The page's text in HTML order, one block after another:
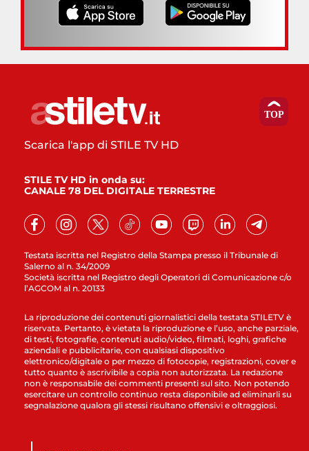
Testata iscritta nel Registro della Stampa presso il Tribunale di
Salerno al n. 34/2009
Società iscritta nel Registro degli Operatori di Comunicazione c/o
l’AGCOM al n. 20133
Scarica l'app di STILE TV HD
STILE TV HD in onda su:
CANALE 78 DEL DIGITALE TERRESTRE
La riproduzione dei contenuti giornalistici della testata STILETV è
riservata. Pertanto, è vietata la riproduzione e l’uso, anche parziale,
di testi, fotografie, contenuti audio/video, filmati, loghi, grafiche
aziendali e pubblicitarie, con qualsiasi dispositivo
elettronico/digitale o per mezzo di fotocopie, registrazioni, cover e
tutto quanto è ascrivibile a copia non autorizzata. La redazione
non è responsabile dei commenti presenti sul sito. Non potendo
esercitare un controllo continuo resta disponibile ad eliminarli su
segnalazione qualora gli stessi risultano offensivi e oltraggiosi.